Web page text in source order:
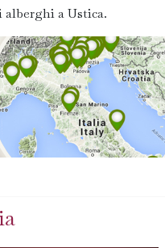
a Ustica.